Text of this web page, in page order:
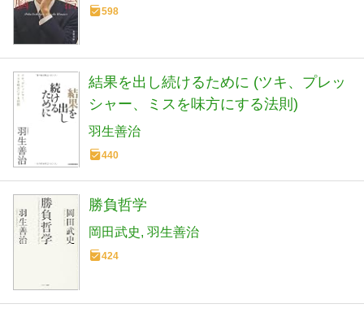
598
結果を出し続けるために (ツキ、プレッ
シャー、ミスを味方にする法則)
羽生善治
440
勝負哲学
岡田武史 羽生善治
424